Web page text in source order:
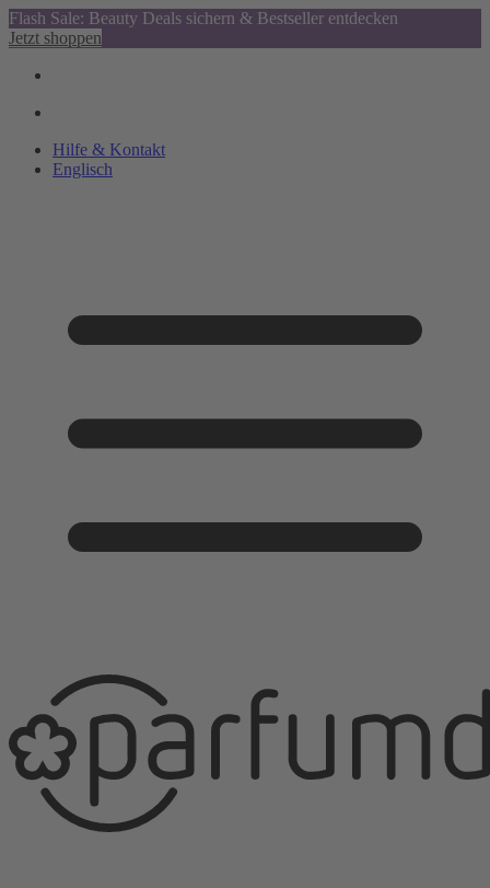
Flash Sale: Beauty Deals sichern & Bestseller entdecken
Jetzt shoppen
Hilfe & Kontakt
Englisch